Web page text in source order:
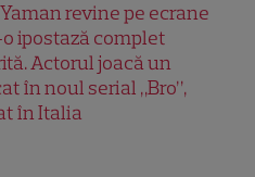
revine pe ecrane
ipostază complet
Actorul joacă un
în noul serial „Bro”,
în Italia